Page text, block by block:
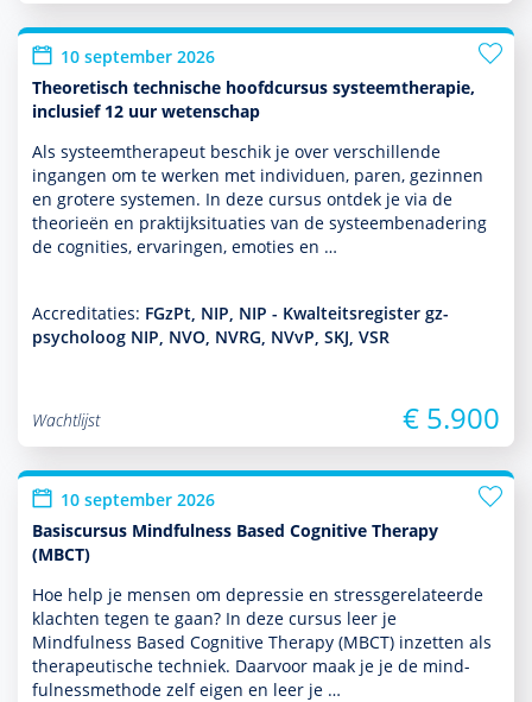
10 september 2026
Theoretisch technische hoofdcursus systeemtherapie,
inclusief 12 uur wetenschap
Als systeem­thera­peut beschik je over ver­schil­lende
ingangen om te werken met individuen, paren, gezin­nen
en grotere systemen. In deze cursus ontdek je via de
theorieën en prak­tijksituaties van de systeembenade­ring
de cognities, ervaringen, emoties en …
Accreditaties: FGzPt, NIP, NIP - Kwalteitsregister gz-
psycholoog NIP, NVO, NVRG, NVvP, SKJ, VSR
Wachtlijst € 5.900
10 september 2026
Basiscursus Mindfulness Based Cognitive Therapy
(MBCT)
Hoe help je mensen om depres­sie en stressgerelateerde
klachten tegen te gaan? In deze cursus leer je
Mindfulness Based Cognitive Therapy (MBCT) inzetten als
thera­peu­tische techniek. Daarvoor maak je je de mind­
fulnessmethode zelf eigen en leer je …